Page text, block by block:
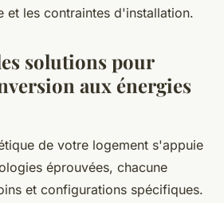
et les contraintes d'installation.
solutions pour
aux énergies
de votre logement s'appuie
éprouvées, chacune
et configurations spécifiques.